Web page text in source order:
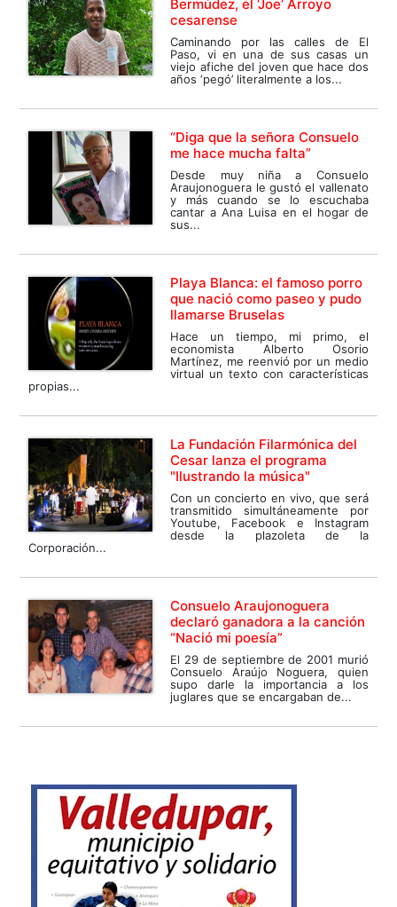
Bermúdez, el ‘Joe’ Arroyo
cesarense
Caminando por las calles de El
Paso, vi en una de sus casas un
viejo afiche del joven que hace dos
años ‘pegó’ literalmente a los...
“Diga que la señora Consuelo
me hace mucha falta”
Desde muy niña a Consuelo
Araujonoguera le gustó el vallenato
y más cuando se lo escuchaba
cantar a Ana Luisa en el hogar de
sus...
Playa Blanca: el famoso porro
que nació como paseo y pudo
llamarse Bruselas
Hace un tiempo, mi primo, el
economista Alberto Osorio
Martínez, me reenvió por un medio
virtual un texto con características
propias...
La Fundación Filarmónica del
Cesar lanza el programa
"Ilustrando la música"
Con un concierto en vivo, que será
transmitido simultáneamente por
Youtube, Facebook e Instagram
desde la plazoleta de la
Corporación...
Consuelo Araujonoguera
declaró ganadora a la canción
“Nació mi poesía”
El 29 de septiembre de 2001 murió
Consuelo Araújo Noguera, quien
supo darle la importancia a los
juglares que se encargaban de...